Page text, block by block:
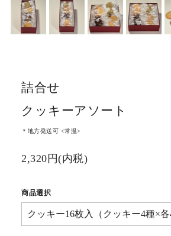
詰合せ
クッキーアソート
＊地方発送可 <常温>
2,320円(内税)
商品選択